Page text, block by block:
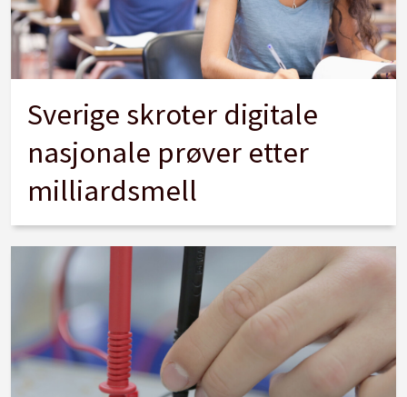
Sverige skroter digitale
nasjonale prøver etter
milliardsmell